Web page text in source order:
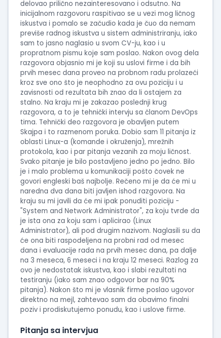
delovao prilično nezainteresovano i odsutno. Na
inicijalnom razgovoru raspitivao se u vezi mog ličnog
iskustva i pomalo se začudio kada je čuo da nemam
previše radnog iskustva u sistem administriranju, iako
sam to jasno naglasio u svom CV-ju, kao i u
propratnom pismu koje sam poslao. Nakon ovog dela
razgovora objasnio mi je koji su uslovi firme i da bih
prvih mesec dana proveo na probnom radu prolazeći
kroz sve ono što je neophodno za ovu poziciju i u
zavisnosti od rezultata bih znao da li ostajem za
stalno. Na kraju mi je zakazao poslednji krug
razgovora, a to je tehnički intervju sa članom DevOps
tima. Tehnički deo razgovora je obavljen putem
Skajpa i to razmenom poruka. Dobio sam 11 pitanja iz
oblasti Linux-a (komande i okruženja), mrežnih
protokola, kao i par pitanja vezanih za moju ličnost.
Svako pitanje je bilo postavljeno jedno po jedno. Bilo
je i malo problema u komunikaciji pošto čovek ne
govori engleski baš najbolje. Rečeno mi je da će mi u
naredna dva dana biti javljen ishod razgovora. Na
kraju su mi javili da će mi ipak ponuditi poziciju -
"System and Network Administrator", za koju tvrde da
je ista ona za koju sam i aplicirao (Linux
Administrator), ali pod drugim nazivom. Naglasili su da
će ona biti raspodeljena na probni rad od mesec
dana i evaluacije rada na prvih mesec dana, pa dalje
na 3 meseca, 6 meseci i na kraju 12 meseci. Razlog za
ovo je nedostatak iskustva, kao i slabi rezultati na
testiranju (iako sam znao odgovor bar na 90%
pitanja). Nakon što mi je vlasnik firme poslao ugovor
direktno na mejl, zahtevao sam da obavimo finalni
poziv i prodiskutujemo ponudu, kao i uslove firme.
Pitanja sa intervjua